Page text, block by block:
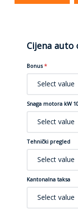
Cijena auto
Bonus *
Select value
Snaga motora kW
Select value
Tehnički pregled
Select value
Kantonalna taksa
Select value